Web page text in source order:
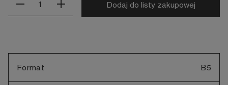
Dodaj do listy zakupowej
Format B5